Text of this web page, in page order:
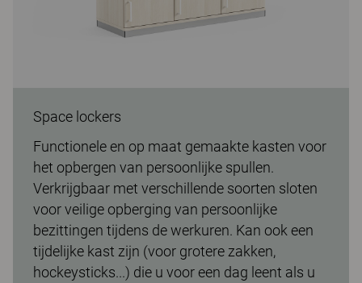
Space lockers
Functionele en op maat gemaakte kasten voor
het opbergen van persoonlijke spullen.
Verkrijgbaar met verschillende soorten sloten
voor veilige opberging van persoonlijke
bezittingen tijdens de werkuren. Kan ook een
tijdelijke kast zijn (voor grotere zakken,
hockeysticks...) die u voor een dag leent als u